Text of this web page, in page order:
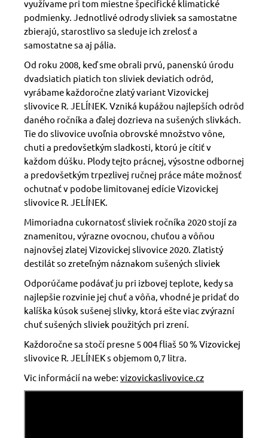
využívame pri tom miestne špecifické klimatické
podmienky. Jednotlivé odrody sliviek sa samostatne
zbierajú, starostlivo sa sleduje ich zrelosť a
samostatne sa aj pália.
Od roku 2008, keď sme obrali prvú, panenskú úrodu
dvadsiatich piatich ton sliviek deviatich odrôd,
vyrábame každoročne zlatý variant Vizovickej
slivovice R. JELÍNEK. Vzniká kupážou najlepších odrôd
daného ročníka a ďalej dozrieva na sušených slivkách.
Tie do slivovice uvoľnia obrovské množstvo vône,
chuti a predovšetkým sladkosti, ktorú je cítiť v
každom dúšku. Plody tejto prácnej, výsostne odbornej
a predovšetkým trpezlivej ručnej práce máte možnosť
ochutnať v podobe limitovanej edície Vizovickej
slivovice R. JELÍNEK.
Mimoriadna cukornatosť sliviek ročníka 2020 stojí za
znamenitou, výrazne ovocnou, chuťou a vôňou
najnovšej zlatej Vizovickej slivovice 2020. Zlatistý
destilát so zreteľným náznakom sušených sliviek
Odporúčame podávať ju pri izbovej teplote, kedy sa
najlepšie rozvinie jej chuť a vôňa, vhodné je pridať do
kalíška kúsok sušenej slivky, ktorá ešte viac zvýrazní
chuť sušených sliviek použitých pri zrení.
Každoročne sa stočí presne 5 004 fliaš 50 % Vizovickej
slivovice R. JELÍNEK s objemom 0,7 litra.
Vic informácií na webe: vizovickaslivovice.cz